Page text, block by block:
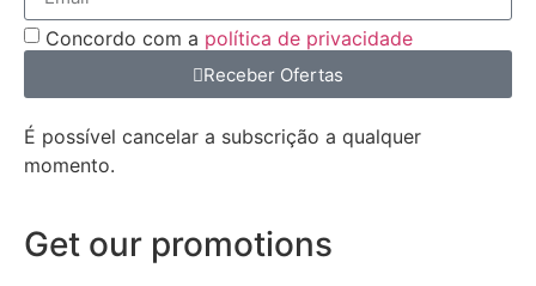
Concordo com a política de privacidade
Receber Ofertas
É possível cancelar a subscrição a qualquer
momento.
Get our promotions